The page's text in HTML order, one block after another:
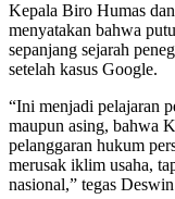
Kepala Biro Humas
menyatakan bahwa
sepanjang sejarah
setelah kasus Google.
“Ini menjadi pelajaran
maupun asing, bahwa
pelanggaran hukum
merusak iklim usaha,
nasional,” tegas